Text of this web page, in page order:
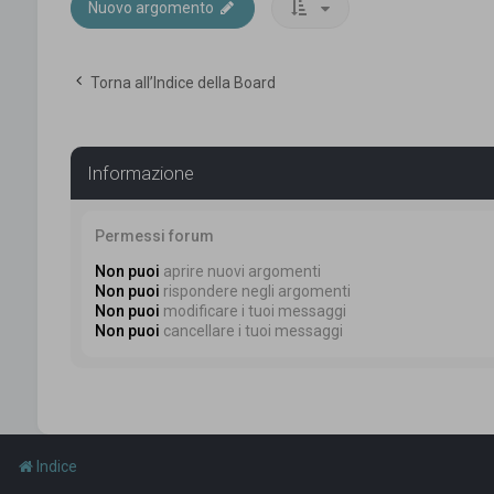
Nuovo argomento
Torna all’Indice della Board
Informazione
Permessi forum
Non puoi aprire nuovi argomenti
Non puoi rispondere negli argomenti
Non puoi modificare i tuoi messaggi
Non puoi cancellare i tuoi messaggi
Indice